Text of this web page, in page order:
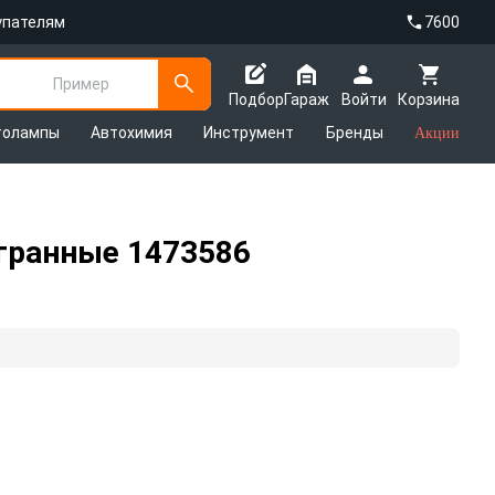
7600
Пример
Подбор
Корзина
Гараж
Войти
Автохимия Инструмент Бренды Акции
1473586